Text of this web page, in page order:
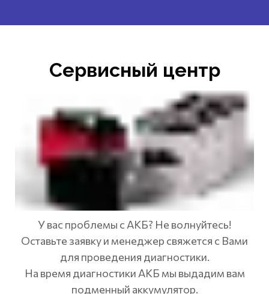
Сервисный центр
У вас проблемы с АКБ? Не волнуйтесь!
Оставьте заявку и менеджер свяжется с Вами
для проведения диагностики.
На время диагностики АКБ мы выдадим вам
подменный аккумулятор.